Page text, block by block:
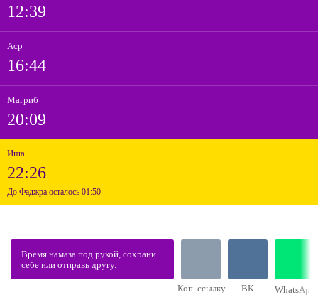
12:39
Аср
16:44
Магриб
20:09
Иша
22:26
До Фаджра осталось 01:50
Время намаза под рукой, сохрани
себе или отправь другу.
Коп. ссылку ВК WhatsApp